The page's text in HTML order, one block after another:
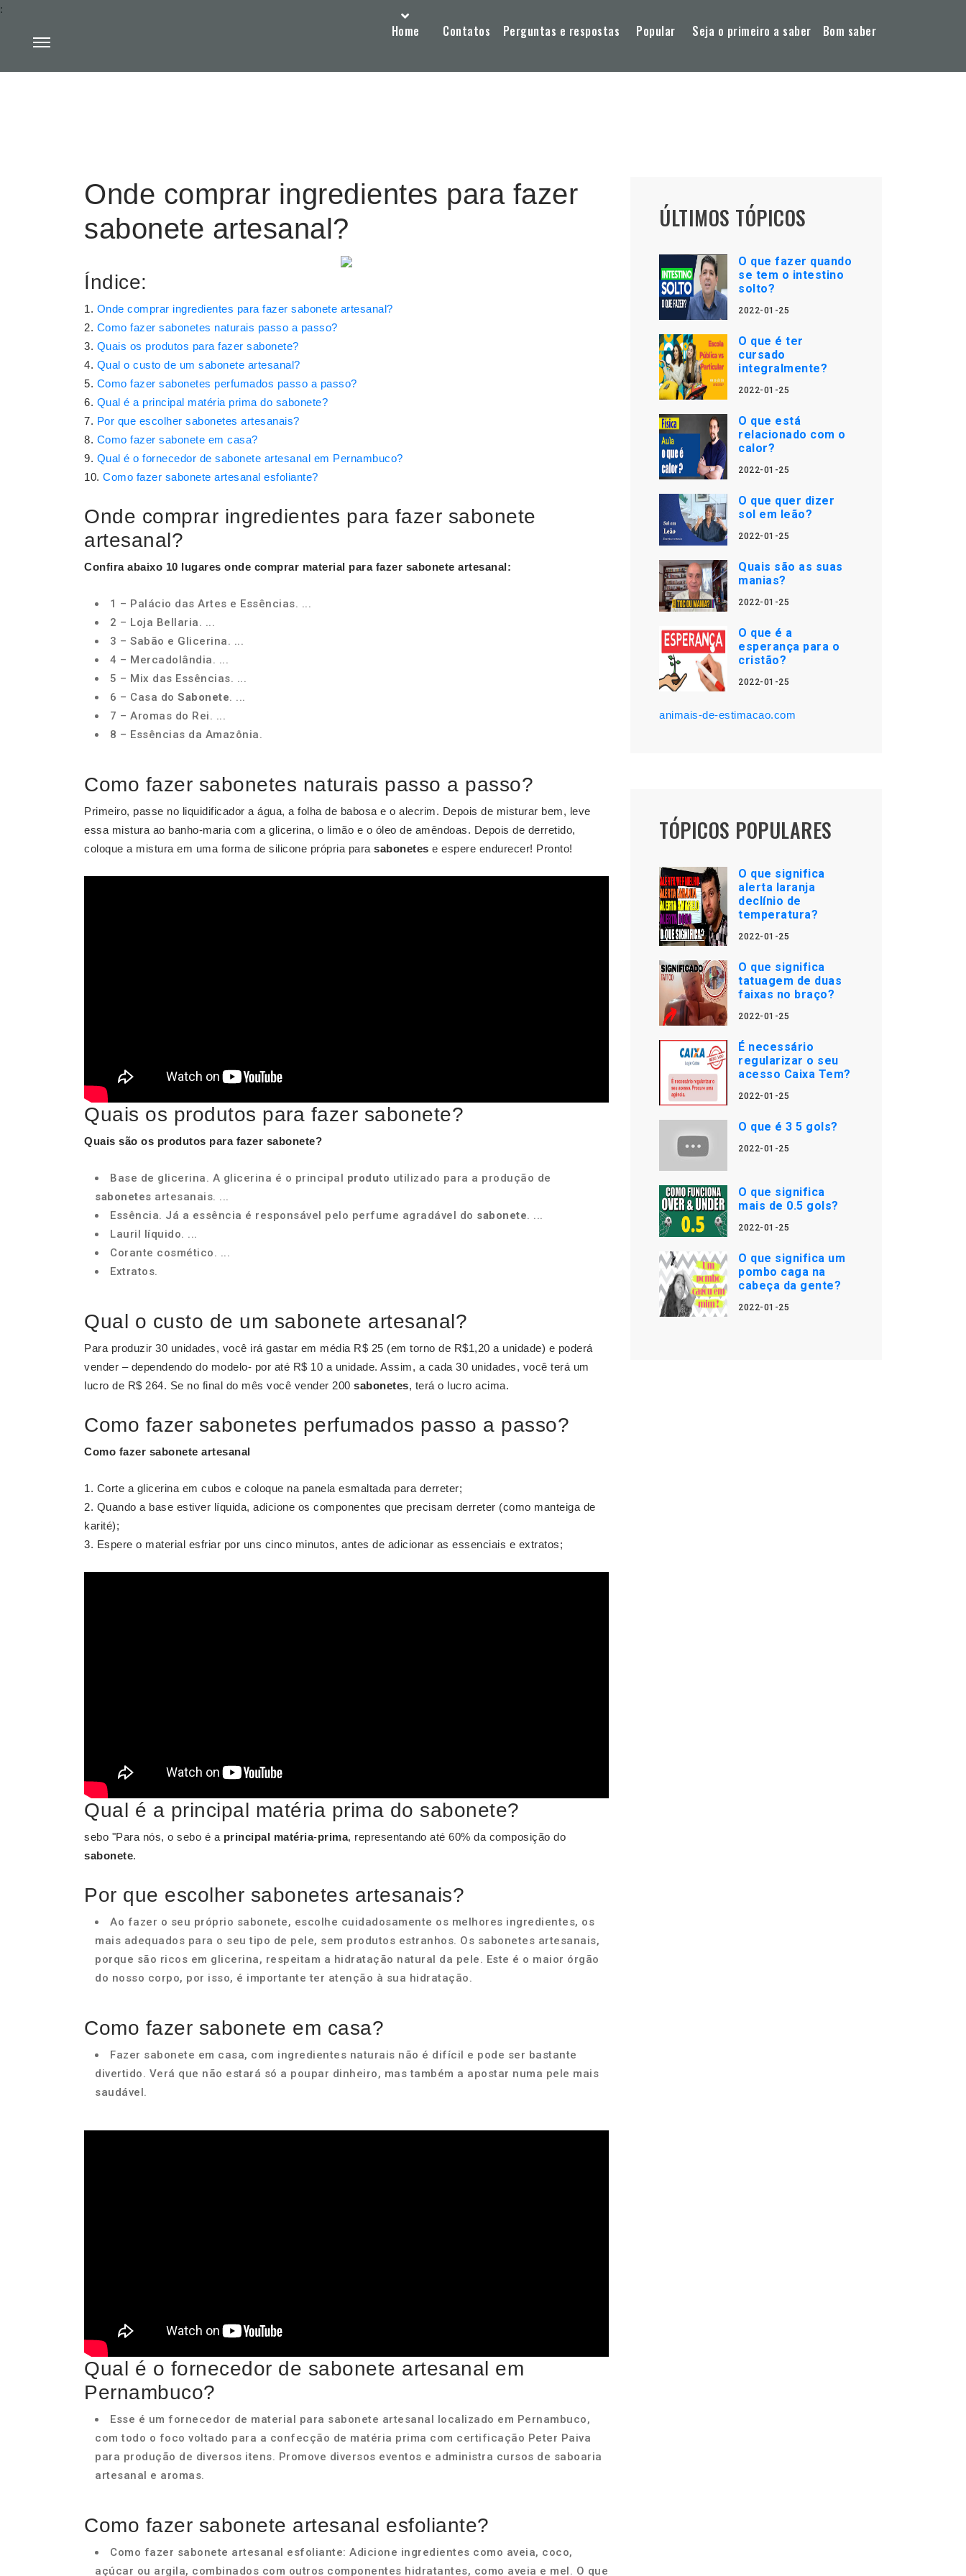
Home Contatos Perguntas e respostas Popular Seja o primeiro a saber Bom saber
:
Onde comprar ingredientes para fazer
sabonete artesanal?
Índice:
Onde comprar ingredientes para fazer sabonete artesanal?
Como fazer sabonetes naturais passo a passo?
Quais os produtos para fazer sabonete?
Qual o custo de um sabonete artesanal?
Como fazer sabonetes perfumados passo a passo?
Qual é a principal matéria prima do sabonete?
Por que escolher sabonetes artesanais?
Como fazer sabonete em casa?
Qual é o fornecedor de sabonete artesanal em Pernambuco?
Como fazer sabonete artesanal esfoliante?
Onde comprar ingredientes para fazer sabonete
artesanal?
Confira abaixo 10 lugares onde comprar material para fazer sabonete artesanal:
1 – Palácio das Artes e Essências. ...
2 – Loja Bellaria. ...
3 – Sabão e Glicerina. ...
4 – Mercadolândia. ...
5 – Mix das Essências. ...
6 – Casa do Sabonete. ...
7 – Aromas do Rei. ...
8 – Essências da Amazônia.
Como fazer sabonetes naturais passo a passo?
Primeiro, passe no liquidificador a água, a folha de babosa e o alecrim. Depois de misturar bem, leve
essa mistura ao banho-maria com a glicerina, o limão e o óleo de amêndoas. Depois de derretido,
coloque a mistura em uma forma de silicone própria para sabonetes e espere endurecer! Pronto!
Quais os produtos para fazer sabonete?
Quais são os produtos para fazer sabonete?
Base de glicerina. A glicerina é o principal produto utilizado para a produção de
sabonetes artesanais. ...
Essência. Já a essência é responsável pelo perfume agradável do sabonete. ...
Lauril líquido. ...
Corante cosmético. ...
Extratos.
Qual o custo de um sabonete artesanal?
Para produzir 30 unidades, você irá gastar em média R$ 25 (em torno de R$1,20 a unidade) e poderá
vender – dependendo do modelo- por até R$ 10 a unidade. Assim, a cada 30 unidades, você terá um
lucro de R$ 264. Se no final do mês você vender 200 sabonetes, terá o lucro acima.
Como fazer sabonetes perfumados passo a passo?
Como fazer sabonete artesanal
Corte a glicerina em cubos e coloque na panela esmaltada para derreter;
Quando a base estiver líquida, adicione os componentes que precisam derreter (como manteiga de
karité);
Espere o material esfriar por uns cinco minutos, antes de adicionar as essenciais e extratos;
Qual é a principal matéria prima do sabonete?
sebo "Para nós, o sebo é a principal matéria-prima, representando até 60% da composição do
sabonete.
Por que escolher sabonetes artesanais?
Ao fazer o seu próprio sabonete, escolhe cuidadosamente os melhores ingredientes, os
mais adequados para o seu tipo de pele, sem produtos estranhos. Os sabonetes artesanais,
porque são ricos em glicerina, respeitam a hidratação natural da pele. Este é o maior órgão
do nosso corpo, por isso, é importante ter atenção à sua hidratação.
Como fazer sabonete em casa?
Fazer sabonete em casa, com ingredientes naturais não é difícil e pode ser bastante
divertido. Verá que não estará só a poupar dinheiro, mas também a apostar numa pele mais
saudável.
Qual é o fornecedor de sabonete artesanal em
Pernambuco?
Esse é um fornecedor de material para sabonete artesanal localizado em Pernambuco,
com todo o foco voltado para a confecção de matéria prima com certificação Peter Paiva
para produção de diversos itens. Promove diversos eventos e administra cursos de saboaria
artesanal e aromas.
Como fazer sabonete artesanal esfoliante?
Como fazer sabonete artesanal esfoliante: Adicione ingredientes como aveia, coco,
açúcar ou argila, combinados com outros componentes hidratantes, como aveia e mel. O que
ÚLTIMOS TÓPICOS
O que fazer quando
se tem o intestino
solto?
2022-01-25
O que é ter
cursado
integralmente?
2022-01-25
O que está
relacionado com o
calor?
2022-01-25
O que quer dizer
sol em leão?
2022-01-25
Quais são as suas
manias?
2022-01-25
O que é a
esperança para o
cristão?
2022-01-25
animais-de-estimacao.com
TÓPICOS POPULARES
O que significa
alerta laranja
declínio de
temperatura?
2022-01-25
O que significa
tatuagem de duas
faixas no braço?
2022-01-25
É necessário
regularizar o seu
acesso Caixa Tem?
2022-01-25
O que é 3 5 gols?
2022-01-25
O que significa
mais de 0.5 gols?
2022-01-25
O que significa um
pombo caga na
cabeça da gente?
2022-01-25